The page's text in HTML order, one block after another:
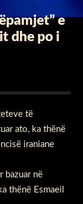
e
dhe po i
të
ato, ka thënë
iraniane
bazuar në
thënë Esmaeil